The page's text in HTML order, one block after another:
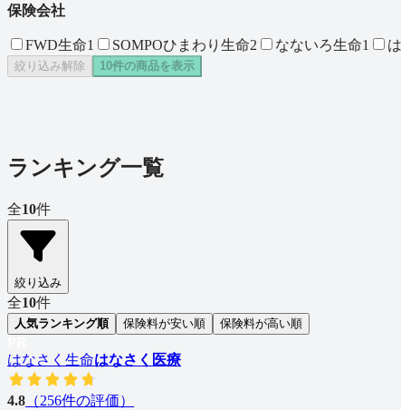
保険会社
FWD生命1 SOMPOひまわり生命2 なないろ生命1
絞り込み解除 10件の商品を表示
ランキング一覧
全10件
絞り込み
全10件
人気ランキング順 保険料が安い順 保険料が高い順
はなさく生命はなさく医療
4.8 （256件の評価）